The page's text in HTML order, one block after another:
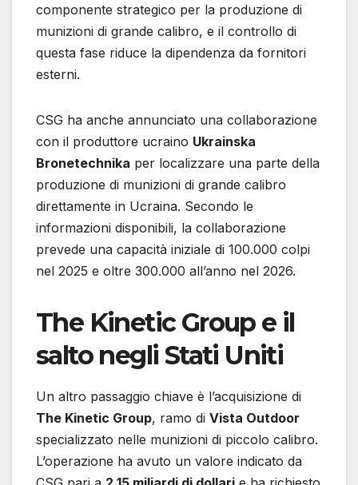
componente strategico per la produzione di
munizioni di grande calibro, e il controllo di
questa fase riduce la dipendenza da fornitori
esterni.
CSG ha anche annunciato una collaborazione
con il produttore ucraino Ukrainska
Bronetechnika per localizzare una parte della
produzione di munizioni di grande calibro
direttamente in Ucraina. Secondo le
informazioni disponibili, la collaborazione
prevede una capacità iniziale di 100.000 colpi
nel 2025 e oltre 300.000 all’anno nel 2026.
The Kinetic Group e il
salto negli Stati Uniti
Un altro passaggio chiave è l’acquisizione di
The Kinetic Group, ramo di Vista Outdoor
specializzato nelle munizioni di piccolo calibro.
L’operazione ha avuto un valore indicato da